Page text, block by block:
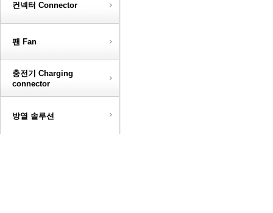
컨넥터 Connector
팬 Fan
충전기 Charging
connector
방열 솔루션